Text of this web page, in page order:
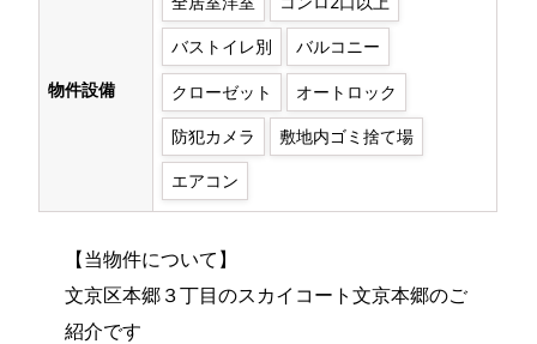
物件設備
バストイレ別 バルコニー
クローゼット オートロック
防犯カメラ 敷地内ゴミ捨て場
エアコン
【当物件について】
文京区本郷３丁目のスカイコート文京本郷のご
紹介です